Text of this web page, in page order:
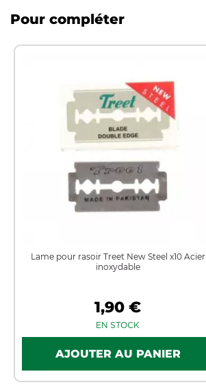
Pour compléter
Lame pour rasoir Treet New Steel x10 Acier
inoxydable
1,90 €
EN STOCK